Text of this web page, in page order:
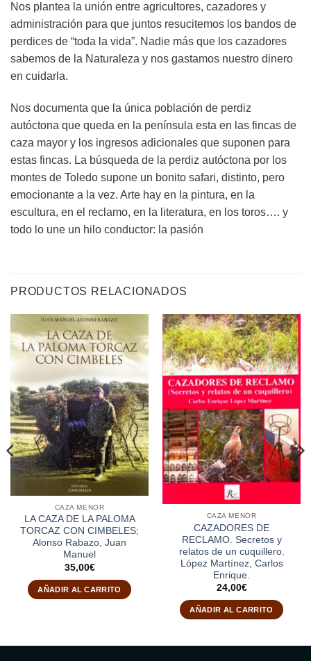
Nos plantea la unión entre agricultores, cazadores y
administración para que juntos resucitemos los bandos de
perdices de “toda la vida”. Nadie más que los cazadores
sabemos de la Naturaleza y nos gastamos nuestro dinero
en cuidarla.
Nos documenta que la única población de perdiz
autóctona que queda en la península esta en las fincas de
caza mayor y los ingresos adicionales que suponen para
estas fincas. La búsqueda de la perdiz autóctona por los
montes de Toledo supone un bonito safari, distinto, pero
emocionante a la vez. Arte hay en la pintura, en la
escultura, en el reclamo, en la literatura, en los toros…. y
todo lo une un hilo conductor: la pasión
PRODUCTOS RELACIONADOS
CAZA MENOR
LA CAZA DE LA PALOMA
TORCAZ CON CIMBELES;
Alonso Rabazo, Juan
Manuel
35,00€
AÑADIR AL CARRITO
CAZA MENOR
CAZADORES DE
RECLAMO. Secretos y
relatos de un cuquillero.
López Martínez, Carlos
Enrique.
24,00€
AÑADIR AL CARRITO